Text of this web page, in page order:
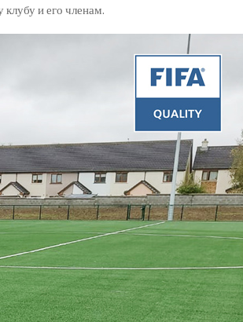
клубу и его членам.